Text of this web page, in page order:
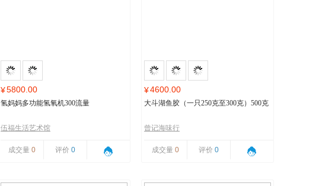
¥5800.00
氢妈妈多功能氢氧机300流量
伍福生活艺术馆
成交量 0 评价 0
¥4600.00
大斗湖鱼胶（一只250克至300克）500克
曾记海味行
成交量 0 评价 0